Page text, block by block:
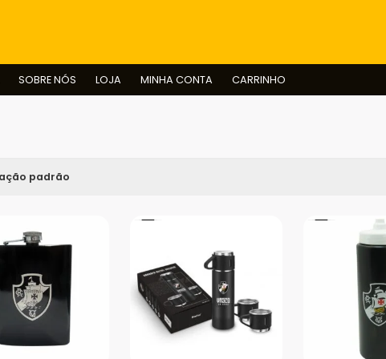
SOBRE NÓS LOJA MINHA CONTA CARRINHO